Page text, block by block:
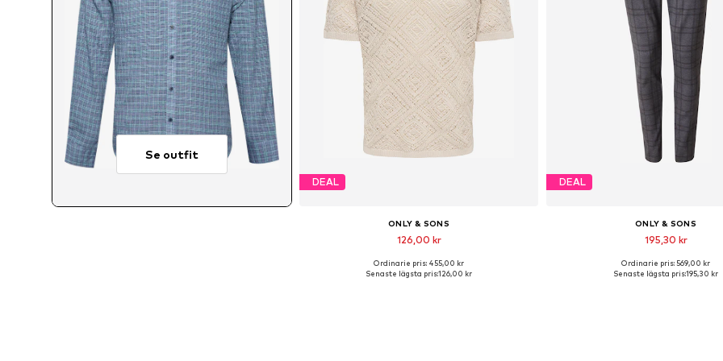
Se outfit
DEAL
ONLY & SONS
126,00 kr
Tillgängliga storlekar: S, M, L, XL
Ordinarie pris: 455,00 kr
Senaste lägsta pris:126,00 kr
DEAL
ONLY & SONS
195,30 kr
Tillgänglig i många
Ordinarie pris: 569,00 kr
Senaste lägsta pris:195,30 kr